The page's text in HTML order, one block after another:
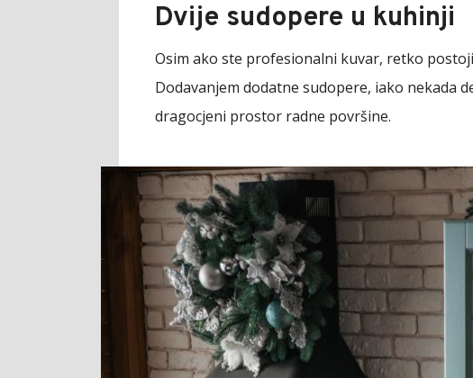
Dvije sudopere u kuhinji
Osim ako ste profesionalni kuvar, retko
Dodavanjem dodatne sudopere, iako nekada
dragocjeni prostor radne površine.